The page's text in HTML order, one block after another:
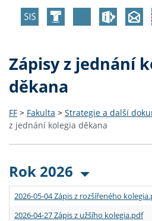
Zápisy z jednání
děkana
FF > Fakulta > Strategie a další
z jednání kolegia děkana
Rok 2026
2026-05-04 Zápis z rozšířeného
2026-04-27 Zápis z užšího kolegia.pdf